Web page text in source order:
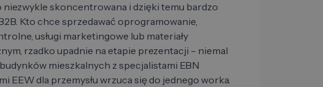
skoncentrowana i dzięki temu bardzo
Kto chce sprzedawać oprogramowanie,
usługi marketingowe lub materiały
rzadko upadnie na etapie prezentacji – niemal
mieszkalnych z specjalistami EBN
EEW dla przemysłu wrzuca się do jednego worka.